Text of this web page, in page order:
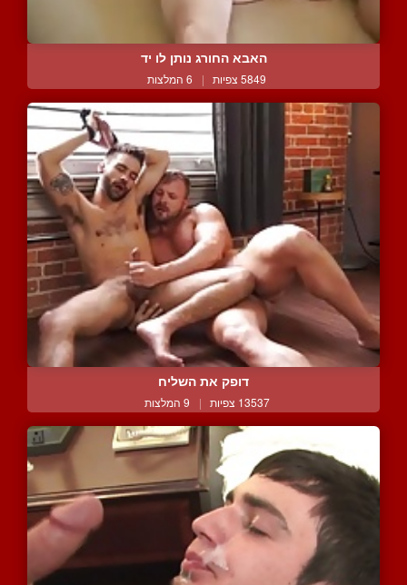
האבא החורג נותן לו יד
5849 צפיות | 6 המלצות
דופק את השליח
13537 צפיות | 9 המלצות